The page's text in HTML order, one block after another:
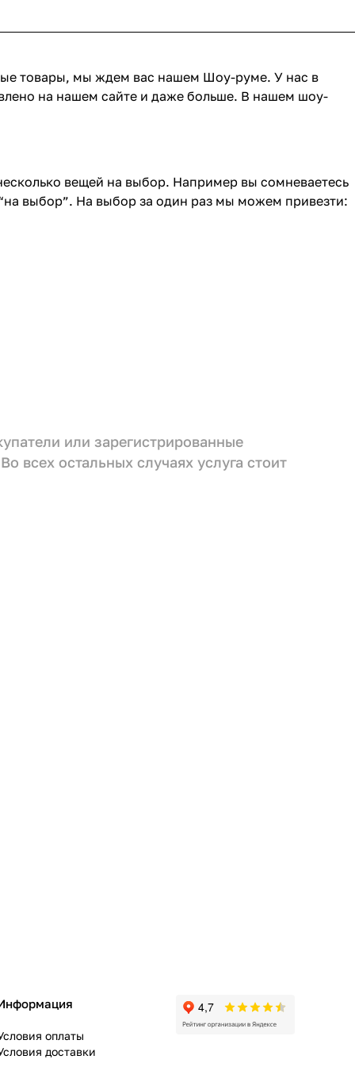
товары, мы ждем вас нашем Шоу-руме. У нас в
на нашем сайте и даже больше. В нашем шоу-
вещей на выбор. Например вы сомневаетесь
выбор”. На выбор за один раз мы можем привезти:
или зарегистрированные
всех остальных случаях услуга стоит
оплаты
доставки